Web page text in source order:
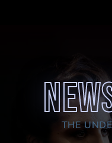
THE